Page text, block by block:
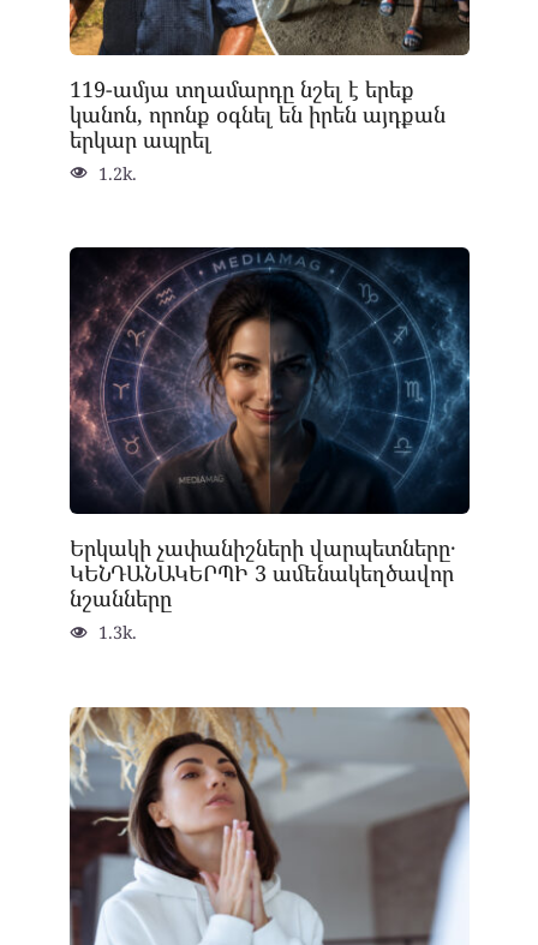
119-ամյա տղամարդը նշել է երեք
կանոն, որոնք օգնել են իրեն այդքան
երկար ապրել
1.2k.
Երկակի չափանիշների վարպետները․
ԿԵՆԴԱՆԱԿԵՐՊԻ 3 ամենակեղծավոր
նշանները
1.3k.